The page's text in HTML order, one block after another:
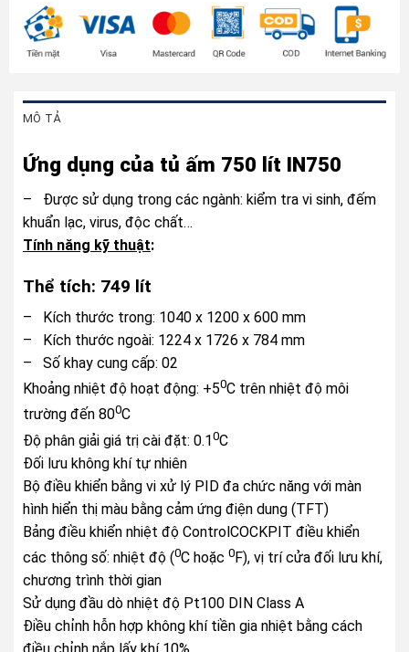
MÔ TẢ
Ứng dụng của tủ ấm 750 lít IN750
– Được sử dụng trong các ngành: kiểm tra vi sinh, đếm
khuẩn lạc, virus, độc chất…
Tính năng kỹ thuật:
Thể tích: 749 lít
– Kích thước trong: 1040 x 1200 x 600 mm
– Kích thước ngoài: 1224 x 1726 x 784 mm
– Số khay cung cấp: 02
Khoảng nhiệt độ hoạt động: +50C trên nhiệt độ môi
trường đến 800C
Độ phân giải giá trị cài đặt: 0.10C
Đối lưu không khí tự nhiên
Bộ điều khiển bằng vi xử lý PID đa chức năng với màn
hình hiển thị màu bằng cảm ứng điện dung (TFT)
Bảng điều khiển nhiệt độ ControlCOCKPIT điều khiển
các thông số: nhiệt độ (0C hoặc 0 F), vị trí cửa đối lưu khí,
chương trình thời gian
Sử dụng đầu dò nhiệt độ Pt100 DIN Class A
Điều chỉnh hỗn hợp không khí tiền gia nhiệt bằng cách